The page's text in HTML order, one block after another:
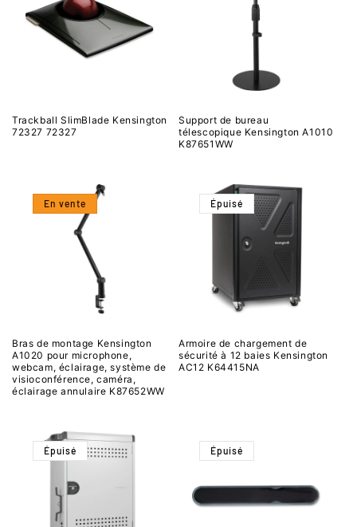
Trackball SlimBlade Kensington
72327 72327
Support de bureau
télescopique Kensington A1010
K87651WW
En vente
Bras de montage Kensington
A1020 pour microphone,
webcam, éclairage, système de
visioconférence, caméra,
éclairage annulaire K87652WW
Épuisé
Armoire de chargement de
sécurité à 12 baies Kensington
AC12 K64415NA
Épuisé Épuisé